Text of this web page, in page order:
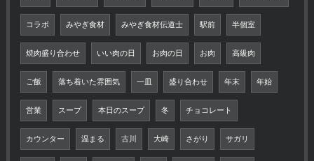
コラボ みやぎ食材 みやぎ食材伝道士 駅前 半個室
焼肉盛り合わせ いい肉の日 お肉の日 お肉 高級肉
ご飯 落ち着いた雰囲気 一皿 盛り合わせ 年末 年始
営業 スープ 本日のスープ 冬 チョコレート
カウンター 温まる 古川 大崎 さがり サガリ